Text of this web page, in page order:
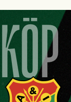
KÖP